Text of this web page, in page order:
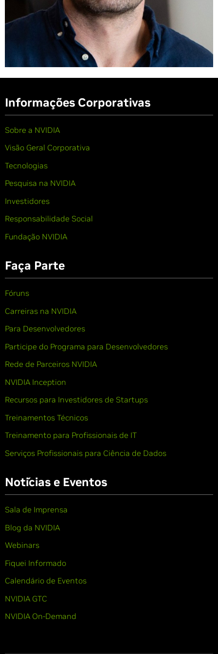
Informações Corporativas
Sobre a NVIDIA
Visão Geral Corporativa
Tecnologias
Pesquisa na NVIDIA
Investidores
Responsabilidade Social
Fundação NVIDIA
Faça Parte
Fóruns
Carreiras na NVIDIA
Para Desenvolvedores
Participe do Programa para Desenvolvedores
Rede de Parceiros NVIDIA
NVIDIA Inception
Recursos para Investidores de Startups
Treinamentos Técnicos
Treinamento para Profissionais de IT
Serviços Profissionais para Ciência de Dados
Notícias e Eventos
Sala de Imprensa
Blog da NVIDIA
Webinars
Fiquei Informado
Calendário de Eventos
NVIDIA GTC
NVIDIA On-Demand